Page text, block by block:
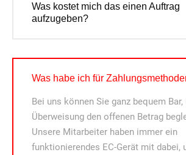
Was kostet mich das einen Auftrag
aufzugeben?
Was habe ich für
Bei uns können Sie ganz bequem Bar,
Überweisung den offenen Betrag
Unsere Mitarbeiter haben immer ein
funktionierendes EC-Gerät mit dabei,